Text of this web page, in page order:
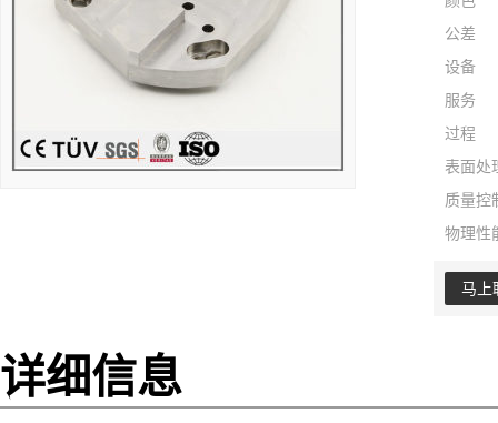
公差
设备
服务
过程
表面处
质量控
物理性
马上
详细信息